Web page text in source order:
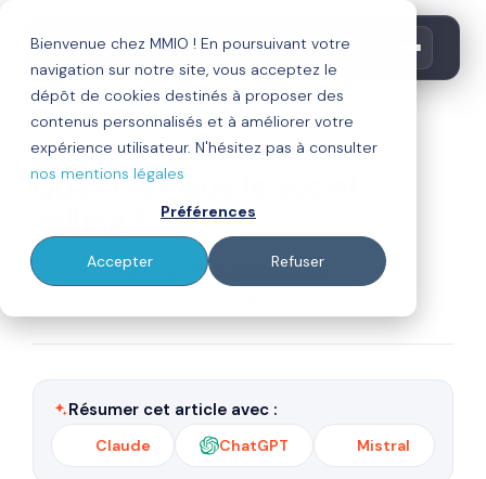
Bienvenue chez MMIO ! En poursuivant votre
navigation sur notre site, vous acceptez le
dépôt de cookies destinés à proposer des
contenus personnalisés et à améliorer votre
expérience utilisateur. N'hésitez pas à consulter
nos mentions légales
Préférences
Accepter Refuser
réseaux sociaux
Qu'est-ce que le social
Par Thierry Calderon
Publié le 18/03/21
Résumer cet article avec :
Claude ChatGPT Mistral